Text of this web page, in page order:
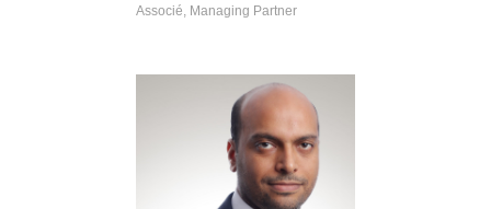
Associé, Managing Partner